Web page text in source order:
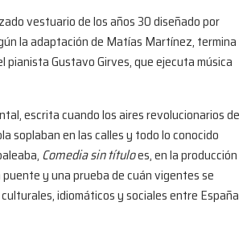
vestuario de los años 30 diseñado por
la adaptación de Matías Martínez, termina
pianista Gustavo Girves, que ejecuta música
escrita cuando los aires revolucionarios de
soplaban en las calles y todo lo conocido
Comedia sin títuloes, en la producción
puente y una prueba de cuán vigentes se
idiomáticos y sociales entre España